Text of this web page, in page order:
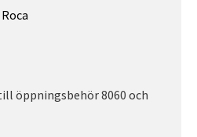
öppningsbehör 8060 och